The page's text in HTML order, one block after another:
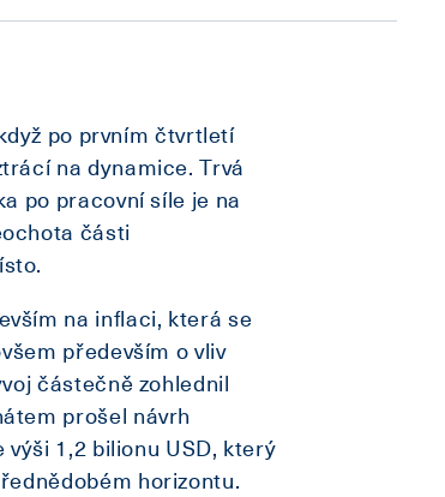
po prvním čtvrtletí
na dynamice. Trvá
po pracovní síle je na
části
na inflaci, která se
především o vliv
částečně zohlednil
prošel návrh
1,2 bilionu USD, který
horizontu.